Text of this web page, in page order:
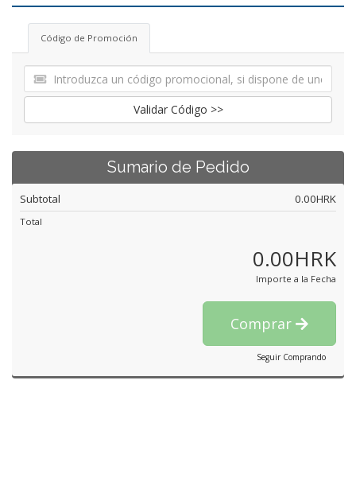
Código de Promoción
Validar Código >>
Sumario de Pedido
Subtotal 0.00HRK
Total
0.00HRK
Importe a la Fecha
Comprar
Seguir Comprando